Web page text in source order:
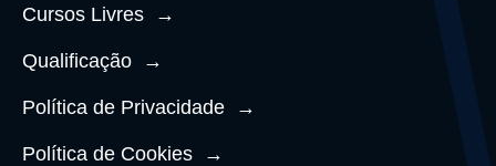
Cursos Livres →
Qualificação →
Política de Privacidade →
Política de Cookies →